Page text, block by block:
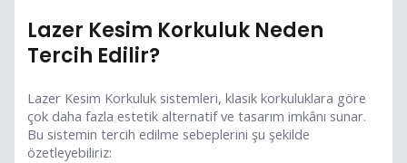
Lazer Kesim Korkuluk Neden
Tercih Edilir?
Lazer Kesim Korkuluk sistemleri, klasik korkuluklara göre
çok daha fazla estetik alternatif ve tasarım imkânı sunar.
Bu sistemin tercih edilme sebeplerini şu şekilde
özetleyebiliriz: